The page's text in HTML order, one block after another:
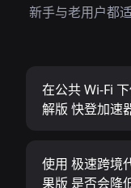
新手与老用户都
在公共 Wi-Fi
解版 快登加速
使用 极速跨境
果版 是否会降